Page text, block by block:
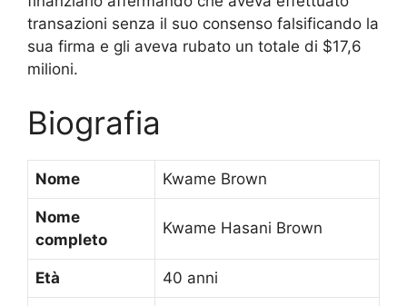
transazioni senza il suo consenso falsificando la
sua firma e gli aveva rubato un totale di $17,6
milioni.
Biografia
Nome Kwame Brown
Nome
completo
Kwame Hasani Brown
Età 40 anni